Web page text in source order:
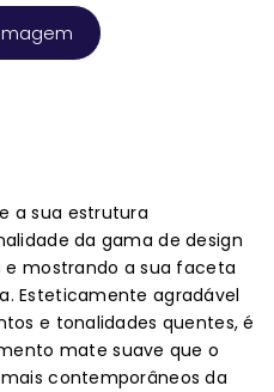
a sua estrutura
da gama de design
mostrando a sua faceta
Esteticamente agradável
e tonalidades quentes, é
mate suave que o
contemporâneos da